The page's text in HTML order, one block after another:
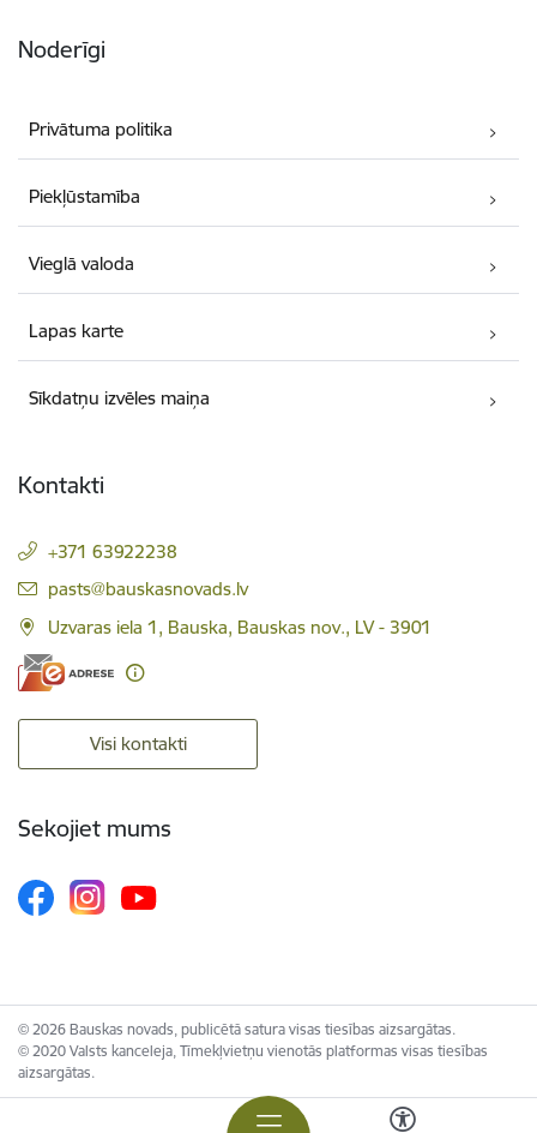
Noderīgi
Privātuma politika
Piekļūstamība
Vieglā valoda
Lapas karte
Sīkdatņu izvēles maiņa
Kontakti
+371 63922238
E-pasts:
pasts@bauskasnovads.lv
Uzvaras iela 1, Bauska, Bauskas nov., LV - 3901
Visi kontakti
Sekojiet mums
© 2026 Bauskas novads, publicētā satura visas tiesības aizsargātas.
© 2020 Valsts kanceleja, Tīmekļvietņu vienotās platformas visas tiesības
aizsargātas.